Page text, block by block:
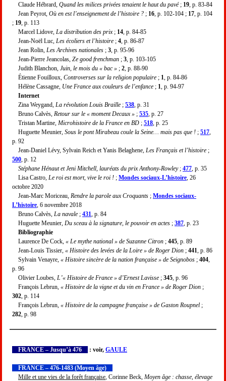
Claude Hébrard, Quand les milices privées tenaient le haut du pavé; 19 , p. 83-84
Jean Peyrot, Où en est l’enseignement de l’histoire ? ; 16 , p. 102-104 ; 17 , p. 104
; 19 , p. 113
Marcel Lidove, La distribution des prix; 14 , p. 84-85
Jean-Noël Luc, Les écoliers et l’histoire ; 4 , p. 86-87
Jean Rolin, Les Archives nationales ; 3 , p. 95-96
Jean-Pierre Jeancolas, Ze good frenchman ; 3 , p. 103-105
Judith Blanchon, Juin, le mois du « bac » ; 2 , p. 88-90
Étienne Fouilloux, Controverses sur la religion populaire ; 1 , p. 84-86
Hélène Cassagne, Une France aux couleurs de l’enfance ; 1 , p. 94-97
Internet
Zina Weygand, La révolution Louis Braille ; 538 , p. 31
Bruno Calvès, Retour sur le « moment Decaux » ; 535 , p. 27
Tristan Martine, Microhistoire de la France en BD ; 518 , p. 25
Huguette Meunier, Sous le pont Mirabeau coule la Seine… mais pas que ! ; 517
p. 92
Jean-Daniel Lévy, Sylvain Reich et Yanis Belaghene, Les Français et l’histoire ;
500 , p. 12
Stéphane Hénaut et Jeni Mitchell, lauréats du prix Anthony-Rowley; 477 , p. 35
Lisa Castro, Le roi est mort, vive le roi ! ; Mondes sociaux-L’histoire , 26
octobre 2020
Jean-Marc Moriceau, Rendre la parole aux Croquants ; Mondes sociaux-
L’histoire , 6 novembre 2018
Bruno Calvès, La navale ; 431 , p. 84
Huguette Meunier, Du sceau à la signature, le pouvoir en actes ; 387 , p. 23
Bibliographie
Laurence De Cock, « Le mythe national » de Suzanne Citron ; 445 , p. 89
Jean-Louis Tissier, « Histoire des levées de la Loire » de Roger Dion ; 441 , p. 86
Sylvain Venayre, « Histoire sincère de la nation française » de Seignobos ; 404
p. 96
Olivier Loubes, L’« Histoire de France » d’Ernest Lavisse ; 345 , p. 96
François Lebrun, « Histoire de la vigne et du vin en France » de Roger Dion ;
302 , p. 114
François Lebrun, « Histoire de la campagne française » de Gaston Roupnel ;
282 , p. 98
FRANCE – Jusqu’à 476 : voir, GAULE
FRANCE – 476-1483 (Moyen âge)
Mille et une vies de la forêt française , Corinne Beck, Moyen âge : chasse, élevage